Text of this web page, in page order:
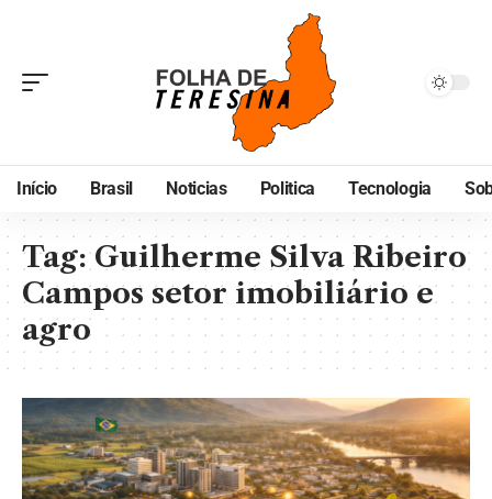
Início Brasil Noticias Politica Tecnologia
Tag:Guilherme Silva Ribeiro
Campos setor imobiliário e
agro